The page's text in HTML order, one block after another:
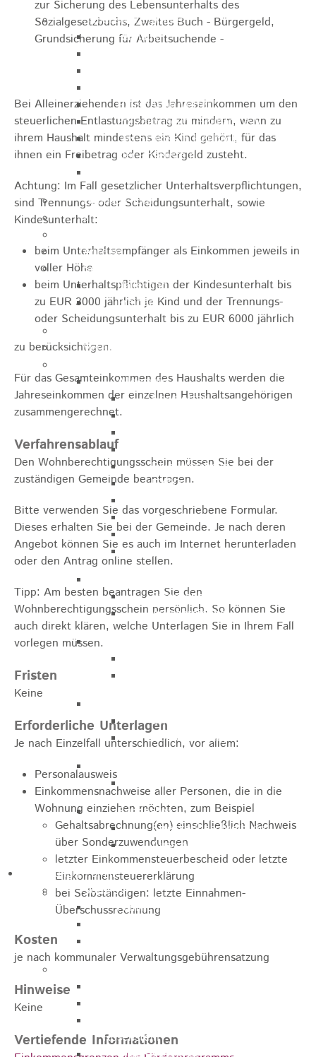
Sehenswürdigkeiten
Rathaus
Haus "Anna Vetter"
Polizeimuseum Heubach e.V.
Das Schloss in Heubach
Der Rosenstein
Heubach Tour
archaeopfad
Anreise
Schwimmbäder
Hallenbad
Freibad
Vereinsleben
Allgemein
Newsletter
Bike Waschplatz
EXPO
Geschichte
Sponsoren
Presse
Streckenbeschreibung
Ausschreibung
Streckenbeschreibung
Ausschreibung
Ausschreibung
Bundesliga
Streckenbeschreibung
Ausschreibung
Bildung / Familie
Soziales
Familienbüro
Rosenstein
zur Sicherung des Lebensunterhalts des
Sozialgesetzbuchs, Zweites Buch - Bürgergeld,
Grundsicherung für Arbeitsuchende -
Bei Alleinerziehenden ist das Jahreseinkommen um den
steuerlichen Entlastungsbetrag zu mindern, wenn zu
ihrem Haushalt mindestens ein Kind gehört, für das
ihnen ein Freibetrag oder Kindergeld zusteht.
Achtung: Im Fall gesetzlicher Unterhaltsverpflichtungen,
sind Trennungs- oder Scheidungsunterhalt, sowie
Kindesunterhalt:
beim Unterhaltsempfänger als Einkommen jeweils in
voller Höhe
beim Unterhaltspflichtigen der Kindesunterhalt bis
zu EUR 3000 jährlich je Kind und der Trennungs-
oder Scheidungsunterhalt bis zu EUR 6000 jährlich
zu berücksichtigen.
Für das Gesamteinkommen des Haushalts werden die
Jahreseinkommen der einzelnen Haushaltsangehörigen
zusammengerechnet.
Verfahrensablauf
Den Wohnberechtigungsschein müssen Sie bei der
zuständigen Gemeinde beantragen.
Bitte verwenden Sie das vorgeschriebene Formular.
Dieses erhalten Sie bei der Gemeinde. Je nach deren
Angebot können Sie es auch im Internet herunterladen
oder den Antrag online stellen.
Tipp: Am besten beantragen Sie den
Wohnberechtigungsschein persönlich. So können Sie
auch direkt klären, welche Unterlagen Sie in Ihrem Fall
vorlegen müssen.
Fristen
Keine
Erforderliche Unterlagen
Je nach Einzelfall unterschiedlich, vor allem:
Personalausweis
Einkommensnachweise aller Personen, die in die
Wohnung einziehen möchten, zum Beispiel
Gehaltsabrechnung(en) einschließlich Nachweis
über Sonderzuwendungen
letzter Einkommensteuerbescheid oder letzte
Einkommensteuererklärung
bei Selbständigen: letzte Einnahmen-
Überschussrechnung
Kosten
je nach kommunaler Verwaltungsgebührensatzung
Hinweise
Keine
Vertiefende Informationen